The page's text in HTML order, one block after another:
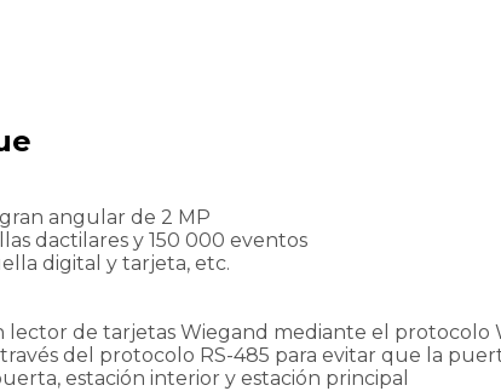
angular de 2 MP
dactilares y 150 000 eventos
digital y tarjeta, etc.
de tarjetas Wiegand mediante el protocolo
del protocolo RS-485 para evitar que la
estación interior y estación principal